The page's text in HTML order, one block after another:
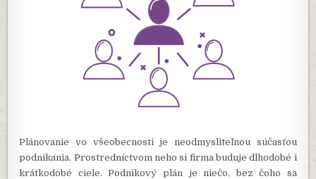
Plánovanie vo všeobecnosti je neodmysliteľnou súčasťou
podnikania. Prostredníctvom neho si firma buduje dlhodobé i
krátkodobé ciele. Podnikový plán je niečo, bez čoho sa